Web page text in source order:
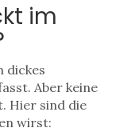
im
dickes
Aber keine
Hier sind die
wirst: